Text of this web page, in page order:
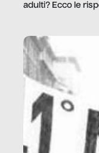
adulti? Ecco le